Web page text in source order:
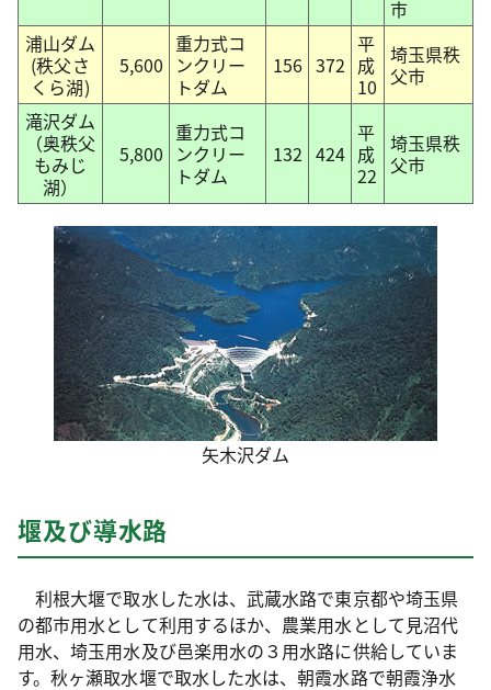
市
浦山ダム
(秩父さ
くら湖)
5,600
重力式コ
ンクリー
トダム
156 372
平
成
10
埼玉県秩
父市
滝沢ダム
（奥秩父
もみじ
湖）
5,800
重力式コ
ンクリー
トダム
132 424
平
成
22
埼玉県秩
父市
矢木沢ダム
堰及び導水路
利根大堰で取水した水は、武蔵水路で東京都や埼玉県
の都市用水として利用するほか、農業用水として見沼代
用水、埼玉用水及び邑楽用水の３用水路に供給していま
す。秋ヶ瀬取水堰で取水した水は、朝霞水路で朝霞浄水